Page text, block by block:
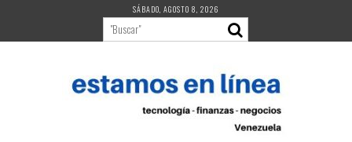
contenido
SÁBADO, AGOSTO 8, 2026